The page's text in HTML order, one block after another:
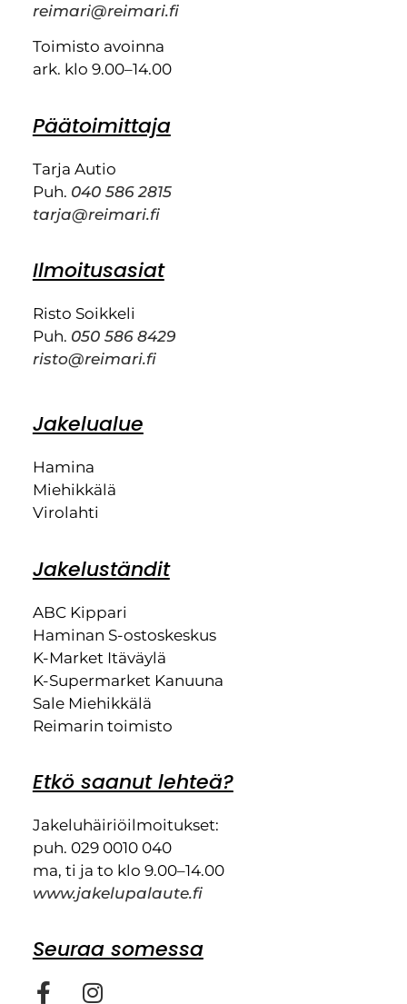
reimari@reimari.fi
Toimisto avoinna
ark. klo 9.00–14.00
Päätoimittaja
Tarja Autio
Puh. 040 586 2815
tarja@reimari.fi
Ilmoitusasiat
Risto Soikkeli
Puh. 050 586 8429
risto@reimari.fi
Jakelualue
Hamina
Miehikkälä
Virolahti
Jakeluständit
ABC Kippari
Haminan S-ostoskeskus
K-Market Itäväylä
K-Supermarket Kanuuna
Sale Miehikkälä
Reimarin toimisto
Etkö saanut lehteä?
Jakeluhäiriöilmoitukset:
puh. 029 0010 040
ma, ti ja to klo 9.00–14.00
www.jakelupalaute.fi
Seuraa somessa